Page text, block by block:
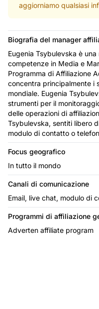
aggiorniamo qualsiasi
Biografia del manager
Eugenia Tsybulevska è
competenze in Media e
Programma di Affiliazione
concentra principalmente i
mondiale. Eugenia
strumenti per il
delle operazioni di
Tsybulevska, sentiti libero
modulo di contatto o
Focus geografico
In tutto il mondo
Canali di comunicazione
Email, live chat, modulo di
Programmi di affiliazione
Adverten affiliate program